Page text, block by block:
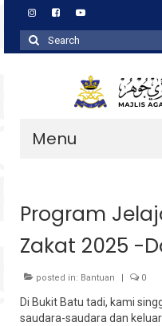
Search
for:
Menu
Zakat
Agihan
Wakaf
Baitulmal
Program
Zakat 2025 -
posted in: Bantuan | 0
Di Bukit Batu tadi, kami
saudara-saudara dan